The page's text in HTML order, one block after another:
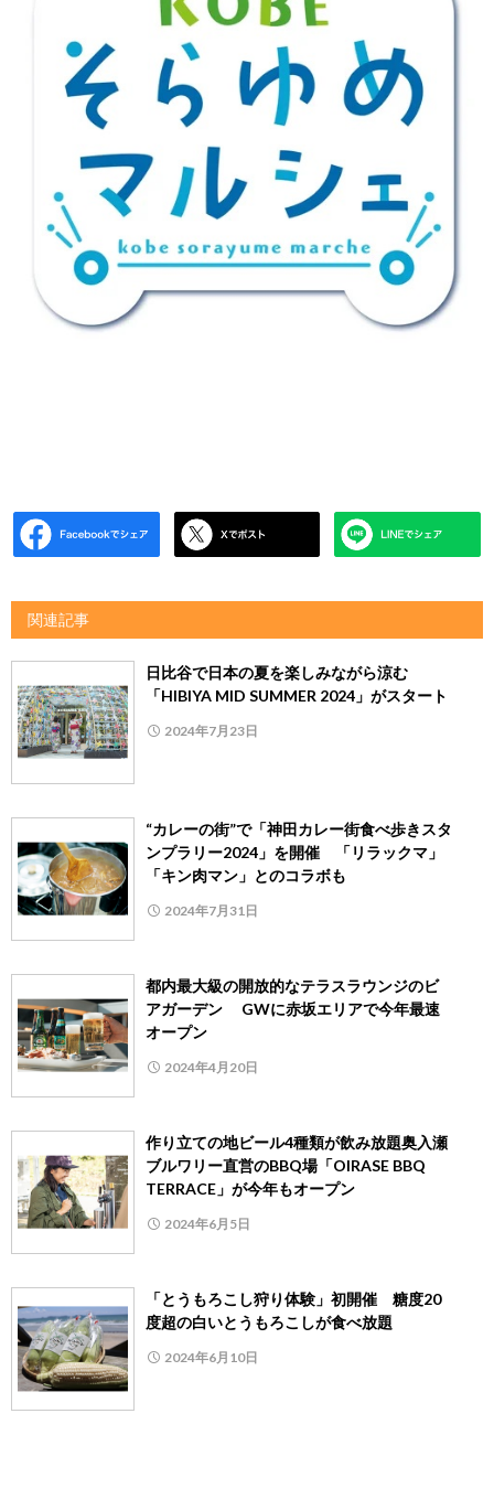
関連記事
日比谷で日本の夏を楽しみながら涼む
「HIBIYA MID SUMMER 2024」がスタート
2024年7月23日
“カレーの街”で「神田カレー街食べ歩きスタ
ンプラリー2024」を開催 「リラックマ」
「キン肉マン」とのコラボも
2024年7月31日
都内最大級の開放的なテラスラウンジのビ
アガーデン GWに赤坂エリアで今年最速
オープン
2024年4月20日
作り立ての地ビール4種類が飲み放題奥入瀬
ブルワリー直営のBBQ場「OIRASE BBQ
TERRACE」が今年もオープン
2024年6月5日
「とうもろこし狩り体験」初開催 糖度20
度超の白いとうもろこしが食べ放題
2024年6月10日